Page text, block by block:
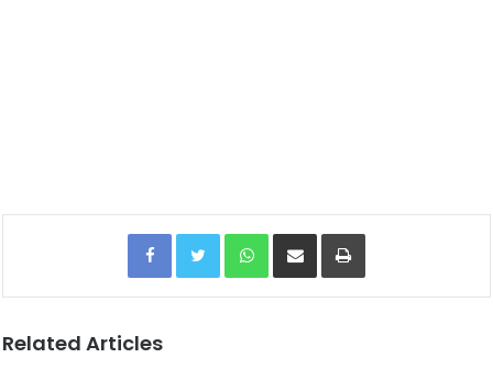
Facebook Twitter WhatsApp
Related Articles